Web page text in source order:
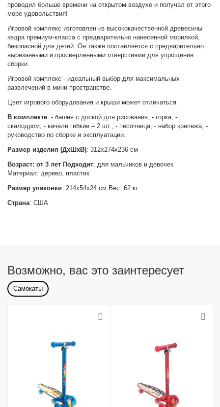
проводил больше времени на открытом воздухе и получал от этого
море удовольствия!
Игровой комплекс изготовлен из высококачественной древесины
кедра премиум-класса с предварительно нанесенной морилкой,
безопасной для детей. Он также поставляется с предварительно
вырезанными и просверленными отверстиями для упрощения
сборки.
Игровой комплекс - идеальный выбор для максимальных
развлечений в мини-пространстве.
Цвет игрового оборудования и крыши может отличаться.
В комплекте: - башня с доской для рисования; - горка; -
скалодром; - качели гибкие – 2 шт.; - песочница; - набор крепежа; -
руководство по сборке и эксплуатации.
Размер изделия (ДxШxВ): 312х274х236 см
Возраст: от 3 лет Подходит: для мальчиков и девочек
Материал: дерево, пластик
Размер упаковки: 214х54х24 см Вес: 62 кг.
Страна: США
Возможно, вас это заинтересует
Самокаты